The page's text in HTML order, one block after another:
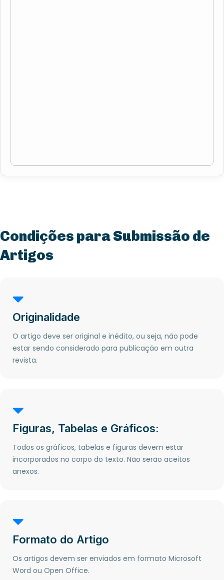
Condições para Submissão de
Artigos
Originalidade
O artigo deve ser original e inédito, ou seja, não pode
estar sendo considerado para publicação em outra
revista.
Figuras, Tabelas e Gráficos:
Todos os gráficos, tabelas e figuras devem estar
incorporados no corpo do texto. Não serão aceitos
anexos.
Formato do Artigo
Os artigos devem ser enviados em formato Microsoft
Word ou Open Office.